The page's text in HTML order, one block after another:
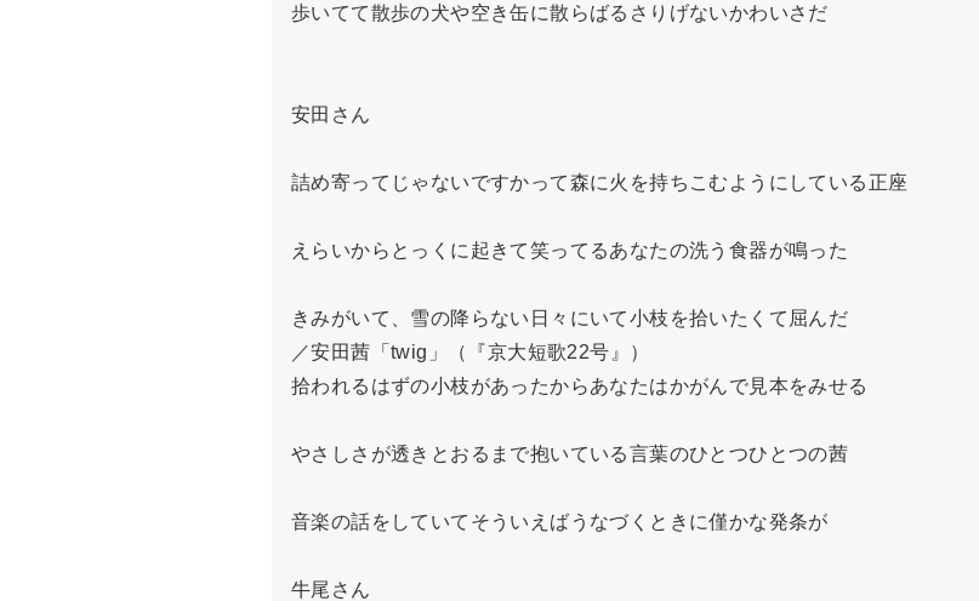
歩いてて散歩の犬や空き缶に散らばるさりげないかわいさだ
安田さん
詰め寄ってじゃないですかって森に火を持ちこむようにしている正座
えらいからとっくに起きて笑ってるあなたの洗う食器が鳴った
きみがいて、雪の降らない日々にいて小枝を拾いたくて屈んだ
／安田茜「twig」（『京大短歌22号』）
拾われるはずの小枝があったからあなたはかがんで見本をみせる
やさしさが透きとおるまで抱いている言葉のひとつひとつの茜
音楽の話をしていてそういえばうなづくときに僅かな発条が
牛尾さん